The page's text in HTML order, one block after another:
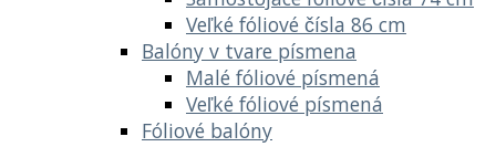
Veľké fóliové čísla 86 cm
Balóny v tvare písmena
Malé fóliové písmená
Veľké fóliové písmená
Fóliové balóny